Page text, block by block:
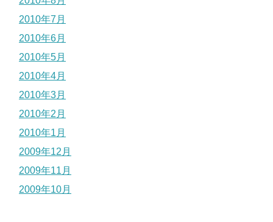
2010年7月
2010年6月
2010年5月
2010年4月
2010年3月
2010年2月
2010年1月
2009年12月
2009年11月
2009年10月